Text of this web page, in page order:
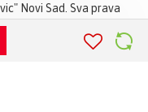
Novi Sad. Sva prava
STIV Solutions